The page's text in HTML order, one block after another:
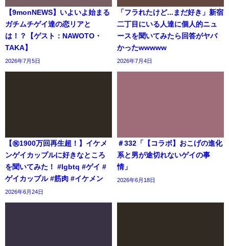
【9monNEWS】いよいよ始まる
ガチムチゲイ達の恋リアと
は！？【ゲスト：NAWOTO・
TAKA】
2026年7月5日
「フラれたけど...まだ好き」新宿
二丁目にいる人達に個人的ニュ
ースを聞いてみたら回答がヤバ
かったwwwww
2026年7月4日
【㊗️1900万回再生超！】イケメ
ンゲイカップルに好きなところ
を聞いてみた！ #lgbtq #ゲイ #
ゲイカップル #筋肉 #イケメン
2026年6月24日
＃332「【コラボ】おこげの進化
系と男が途切れないゲイの事
情」
2026年6月18日